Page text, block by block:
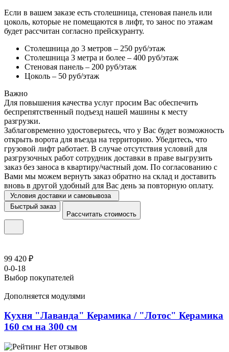
Если в вашем заказе есть столешница, стеновая панель или
цоколь, которые не помещаются в лифт, то занос по этажам
будет рассчитан согласно прейскуранту.
Столешница до 3 метров – 250 руб/этаж
Столешница 3 метра и более – 400 руб/этаж
Стеновая панель – 200 руб/этаж
Цоколь – 50 руб/этаж
Важно
Для повышения качества услуг просим Вас обеспечить
беспрепятственный подъезд нашей машины к месту
разгрузки.
Заблаговременно удостоверьтесь, что у Вас будет возможность
открыть ворота для въезда на территорию. Убедитесь, что
грузовой лифт работает. В случае отсутствия условий для
разгрузочных работ сотрудник доставки в праве выгрузить
заказ без заноса в квартиру/частный дом. По согласованию с
Вами мы можем вернуть заказ обратно на склад и доставить
вновь в другой удобный для Вас день за повторную оплату.
Условия доставки и самовывоза
Быстрый заказ
Рассчитать стоимость
99 420 ₽
0-0-18
Выбор покупателей
Дополняется модулями
Кухня "Лаванда" Керамика / "Лотос" Керамика
160 см на 300 см
Нет отзывов